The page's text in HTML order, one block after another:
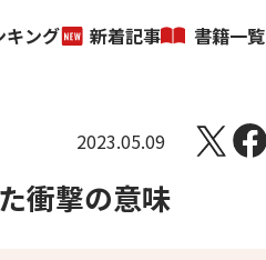
キング 新着記事 書籍一覧
2023.05.09
衝撃の意味